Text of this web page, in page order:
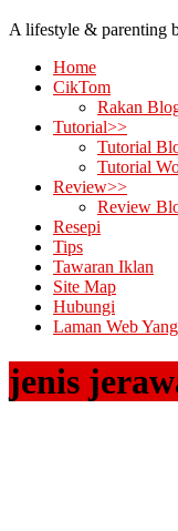
A lifestyle & parenting
Home
CikTom
Rakan
Tutorial>>
Tutorial
Tutorial
Review>>
Review
Resepi
Tips
Tawaran Iklan
Site Map
Hubungi
Laman Web
jenis